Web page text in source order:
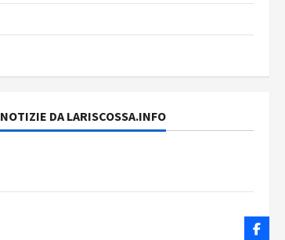
NOTIZIE DA LARISCOSSA.INFO